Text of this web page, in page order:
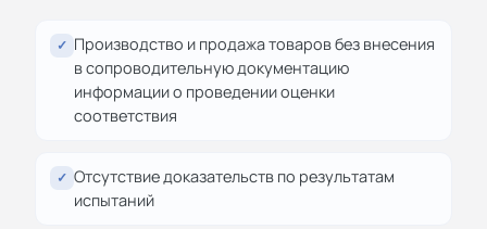
✓ Производство и продажа товаров без внесения
в сопроводительную документацию
информации о проведении оценки
соответствия
✓ Отсутствие доказательств по результатам
испытаний